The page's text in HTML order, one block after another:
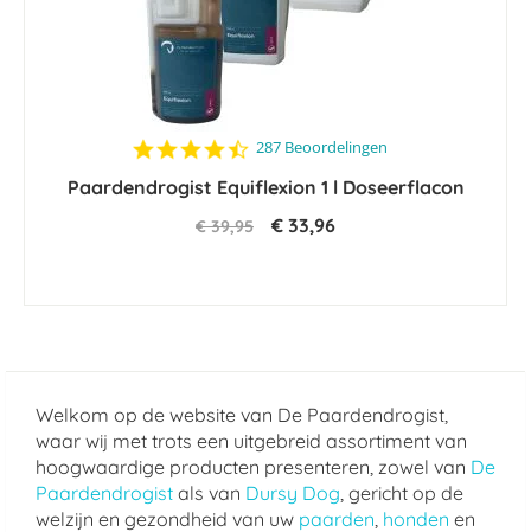
4.5
rating
287 Beoordelingen
Paardendrogist Equiflexion 1 l Doseerflacon
€ 39,95 € 33,96
Welkom op de website van De Paardendrogist,
waar wij met trots een uitgebreid assortiment van
hoogwaardige producten presenteren, zowel van De
Paardendrogist als van Dursy Dog, gericht op de
welzijn en gezondheid van uw paarden, honden en